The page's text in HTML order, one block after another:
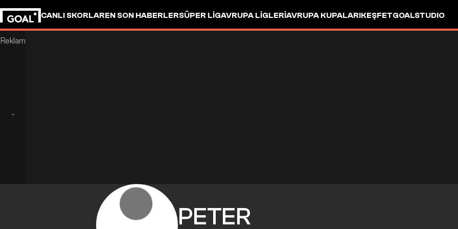
CANLI SKORLAREN SON HABERLERSÜPER LIGAVRUPA LIGLERIAVRUPA KUPALARIKEŞFETGOALSTUDIO
PETER